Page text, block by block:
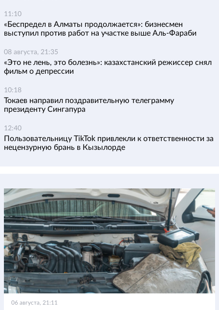
11:10
«Беспредел в Алматы продолжается»: бизнесмен
выступил против работ на участке выше Аль-Фараби
08 августа, 21:35
«Это не лень, это болезнь»: казахстанский режиссер снял
фильм о депрессии
10:18
Токаев направил поздравительную телеграмму
президенту Сингапура
12:40
Пользовательницу TikTok привлекли к ответственности за
нецензурную брань в Кызылорде
06 августа, 21:11